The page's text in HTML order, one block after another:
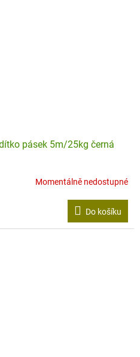
pásek 5m/25kg černá
Momentálně nedostupné
Do košíku